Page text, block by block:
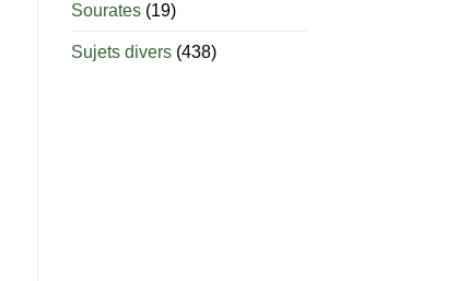
Sourates(19)
Sujets divers(438)